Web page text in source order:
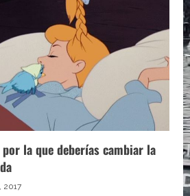
por la que deberías cambiar la
2017